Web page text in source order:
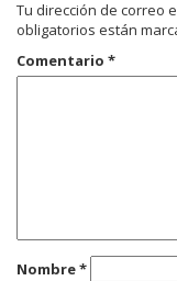
Tu dirección de correo
obligatorios están
Comentario *
Nombre*